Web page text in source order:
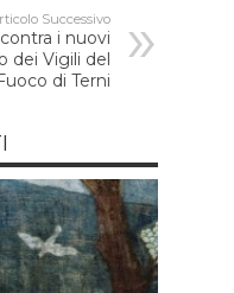
Successivo
i nuovi
dei Vigili del
di Terni